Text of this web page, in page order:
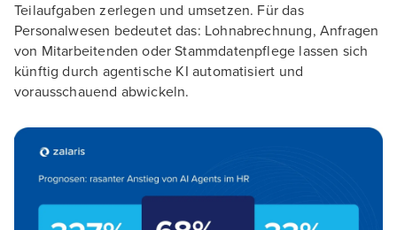
Teilaufgaben zerlegen und umsetzen. Für das
Personalwesen bedeutet das: Lohnabrechnung, Anfragen
von Mitarbeitenden oder Stammdatenpflege lassen sich
künftig durch agentische KI automatisiert und
vorausschauend abwickeln.